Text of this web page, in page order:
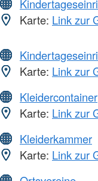
Karte: Link zur
Karte: Link zur
Kleidercontainer
Karte: Link zur
Kleiderkammer
Karte: Link zur